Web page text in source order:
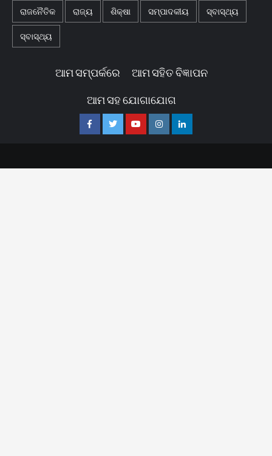
ରାଜନୈତିକ ରାଜ୍ୟ ଶିକ୍ଷା ସମ୍ପାଦକୀୟ ସ୍ବାସ୍ଥ୍ୟ
ସ୍ବାସ୍ଥ୍ୟ
ଆମ ସମ୍ପର୍କରେ ଆମ ସହିତ ବିଜ୍ଞାପନ
ଆମ ସହ ଯୋଗାଯୋଗ
FacebookTwitterYoutubeInstagramLinkedin